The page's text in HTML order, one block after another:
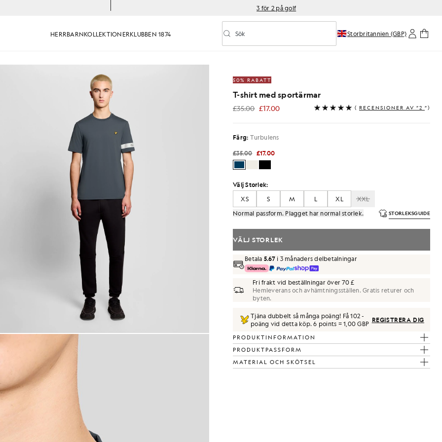
3 för 2 på golf
HERRBARNKOLLEKTIONERKLUBBEN 1874 Aktivera/inaktivera prediktiv sökning
Sök Storbritannien (GBP)
bär en T-shirt med sportärmar i färgen Turbulence
50% RABATT
T-shirt med sportärmar
£35.00 £17.00
£17.00 ( RECENSIONER AV ”2 ”)
Färg: Turbulens
£35.00 £17.00
Välj Storlek:
XS
S M L XL
XXL
Normal passform. Plagget har normal storlek.
STORLEKSGUIDE
VÄLJ STORLEK
Betala 5.67i 3 månaders delbetalningar
Fri frakt vid beställningar över 70 £
Hemleverans och avhämtningsställen. Gratis returer och
byten.
Tjäna dubbelt så många poäng! Få102-
poäng vid detta köp.6 points = 1,00 GBP REGISTRERA DIG
PRODUKTINFORMATION
PRODUKTPASSFORM
MATERIAL OCH SKÖTSEL